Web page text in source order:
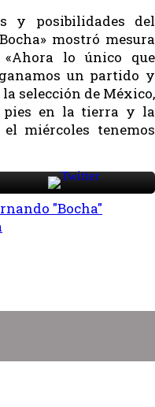
y posibilidades del
mostró mesura
lo único que
un partido y
selección de México,
pies en la tierra y la
miércoles tenemos
"Bocha"